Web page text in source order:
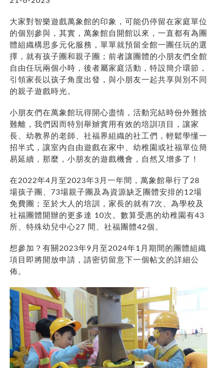
大家對智樂遊戲萬象館的印象，可能仍停留在家庭單位
的個別參與，其實，萬象館自開館以來，一直都有為團
體組織構思多元化服務，單單就預留全館一團任玩的選
擇，就有孩子團和親子團；前者讓團體的小朋友們全館
自由任玩兩個小時，後者屬家庭活動，特設簡介環節，
引領家長以孩子角度出發，與小朋友一起共享與別不同
的親子遊戲時光。
小朋友們在萬象館玩得開心盡情，活動完結時份外難捨
難離，我們因而特別舉辧實用有效的培訓項目，讓家
長、幼教界的老師、社福界組織的社工們，輕鬆學懂一
招半式，讓室內自由遊戲在家中、幼稚園或社福單位簡
易延續，那麼，小朋友的遊戲機會，自然又增多了！
在2022年4月至2023年3月一年間，萬象館舉行了28
場孩子團、73場親子團及為資源缺乏團體安排的12場
免費團；至於大人的培訓，家長的就有7次、為學校及
社福團體開辦的更多達 10次。數算受惠的幼稚園有43
所、特殊幼兒中心27 間、社福團體42個。
想參加？有關2023年9月至2024年1月期間的團體組織
項目即將開放申請，請密切留意下一個帖文的詳細公
佈。